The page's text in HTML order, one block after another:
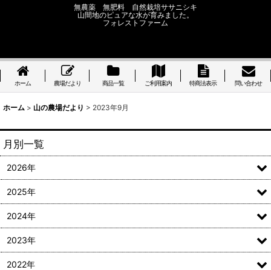
無農薬 無肥料 自然栽培ササニシキ
山間地のピュアな水が育みました。
フォレストファーム
ホーム 農場だより 商品一覧 ご利用案内 特商法表示 問い合わせ
ホーム > 山の農場だより > 2023年9月
月別一覧
2026年
2025年
2024年
2023年
2022年